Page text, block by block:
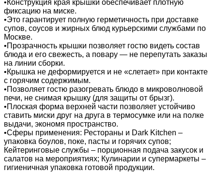
•Конструкция края крышки обеспечивает плотную
фиксацию на миске.
•Это гарантирует полную герметичность при доставке
супов, соусов и жирных блюд курьерскими службами по
Москве.
•Прозрачность крышки позволяет гостю видеть состав
блюда и его свежесть, а повару — не перепутать заказы
на линии сборки.
•Крышка не деформируется и не «слетает» при контакте
с горячим содержимым.
•Позволяет гостю разогревать блюдо в микроволновой
печи, не снимая крышку (для защиты от брызг).
•Плоская форма верхней части позволяет устойчиво
ставить миски друг на друга в термосумке или на полке
выдачи, экономя пространство.
•Сферы применения: Рестораны и Dark Kitchen –
упаковка боулов, поке, пасты и горячих супов;
Кейтеринговые службы – порционная подача закусок и
салатов на мероприятиях; Кулинарии и супермаркеты –
гигиеничная упаковка готовой продукции.